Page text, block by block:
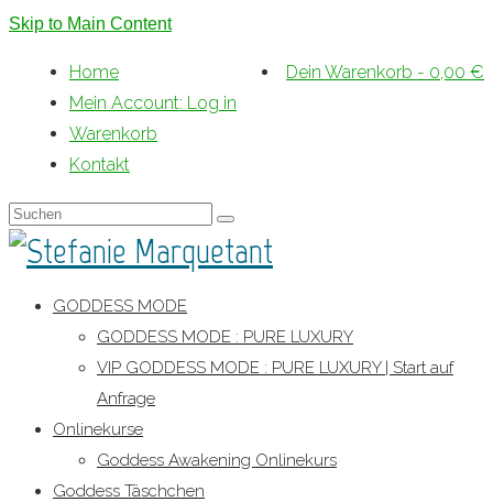
Skip to Main Content
Home
Mein Account: Log in
Warenkorb
Kontakt
Dein Warenkorb - 0,00 €
Suche
nach:
GODDESS MODE
GODDESS MODE : PURE LUXURY
VIP GODDESS MODE : PURE LUXURY | Start auf
Anfrage
Onlinekurse
Goddess Awakening Onlinekurs
Goddess Täschchen